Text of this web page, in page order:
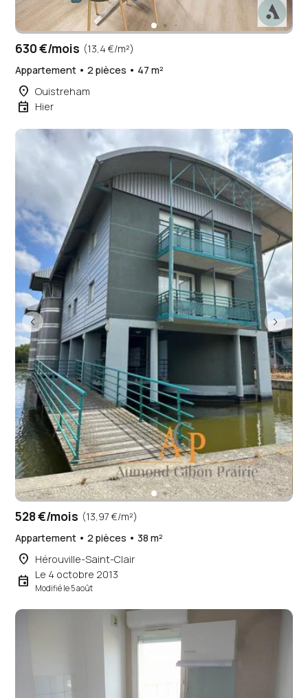
630 €/mois (13,4 €/m²)
Appartement • 2 pièces • 47 m²
place Ouistreham
event Hier
528 €/mois (13,97 €/m²)
Appartement • 2 pièces • 38 m²
place Hérouville-Saint-Clair
event Le 4 octobre 2013
Modifié le 5 août